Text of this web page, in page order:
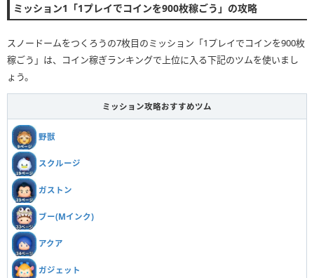
ミッション1「1プレイでコインを900枚稼ごう」の攻略
スノードームをつくろうの7枚目のミッション「1プレイでコインを900枚
稼ごう」は、コイン稼ぎランキングで上位に入る下記のツムを使いまし
ょう。
ミッション攻略おすすめツム
野獣
スクルージ
ガストン
ブー(Mインク)
アクア
ガジェット